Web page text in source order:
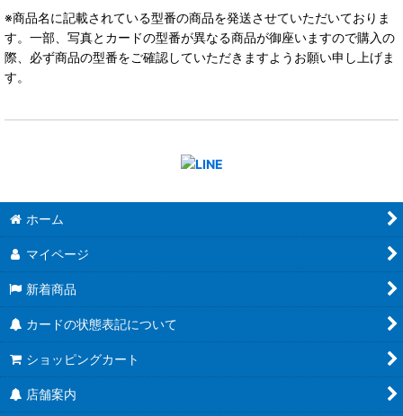
※商品名に記載されている型番の商品を発送させていただいておりま
す。一部、写真とカードの型番が異なる商品が御座いますので購入の
際、必ず商品の型番をご確認していただきますようお願い申し上げま
す。
ホーム
マイページ
新着商品
カードの状態表記について
ショッピングカート
店舗案内